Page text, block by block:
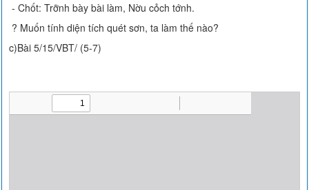
- Chốt: Trỡnh bày bài làm, Nờu cỏch tớnh.
? Muốn tính diện tích quét sơn, ta làm thế nào?
c)Bài 5/15/VBT/ (5-7)